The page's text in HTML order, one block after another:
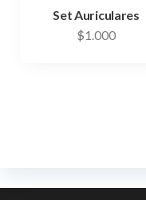
Set Auriculares
$1.000